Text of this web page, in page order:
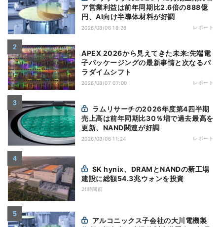
ア営業利益は前年同期比2.6倍の888億
円、AI向け半導体材料が好調
2026/08/06 18:26 レポート
APEX 2026から見えてきた未来:先端電
子パッケージングの最新事情と次なるパ
ラダイムシフト
2026/08/07 07:00 レポート
売上高は前年同期比30％増で過去最高を
更新、NAND関連が好調
2026/08/06 11:24 レポート
建設に総額54.3兆ウォンを投資
21時間前